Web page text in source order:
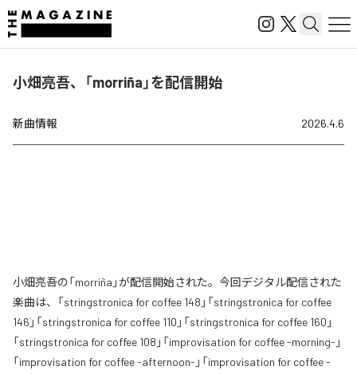
小畑亮吾、「morriña」を配信開始
新曲情報 2026.4.6
小畑亮吾の「morriña」が配信開始された。今回デジタル配信された
楽曲は、「stringstronica for coffee 148」「stringstronica for coffee
146」「stringstronica for coffee 110」「stringstronica for coffee 160」
「stringstronica for coffee 108」「improvisation for coffee -morning-」
「improvisation for coffee -afternoon-」「improvisation for coffee -